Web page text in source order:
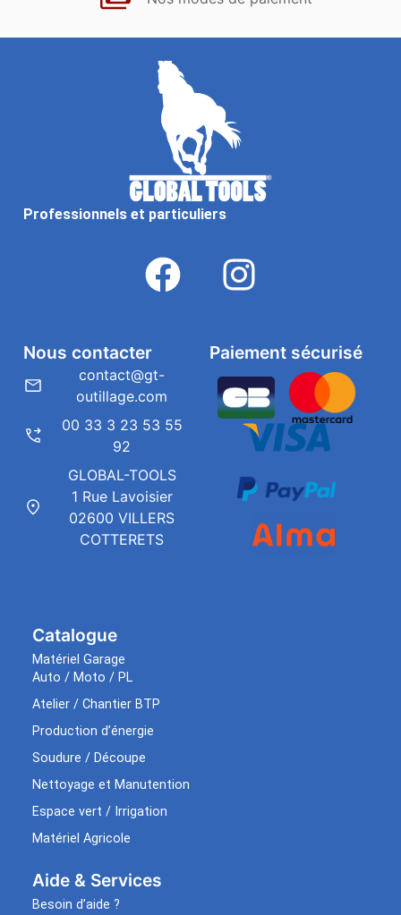
Professionnels et particuliers
Catalogue
Matériel Garage
Auto / Moto / PL
Atelier / Chantier BTP
Production d’énergie
Soudure / Découpe
Nettoyage et Manutention
Espace vert / Irrigation
Matériel Agricole
Aide & Services​
Besoin d’aide ?
Paiement sécurisé
Nous contacter
contact@gt-
outillage.com
00 33 3 23 53 55
92
GLOBAL-TOOLS
1 Rue Lavoisier
02600 VILLERS
COTTERETS